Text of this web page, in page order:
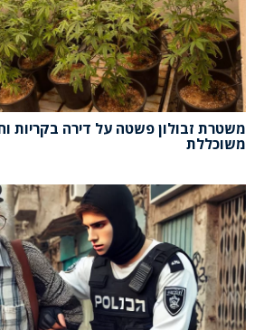
משטרת זבולון פשטה על דירה בקריות
משוכללת